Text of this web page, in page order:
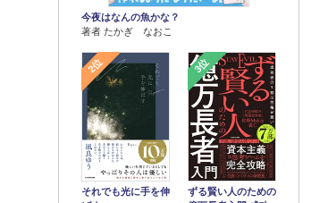
今夜はなんの魚かな？
著者 たかぎ なおこ
2位
それでも光に手を伸
3位
ずる賢い人のための